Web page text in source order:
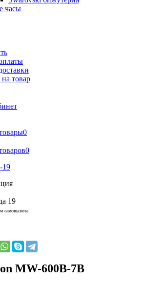
часы
товар
0
0
19
19
самовывоза
MW-600B-7B